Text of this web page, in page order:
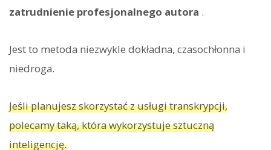
zatrudnienie profesjonalnego autora .
Jest to metoda niezwykle dokładna, czasochłonna i
niedroga.
Jeśli planujesz skorzystać z usługi transkrypcji,
polecamy taką, która wykorzystuje sztuczną
inteligencję.